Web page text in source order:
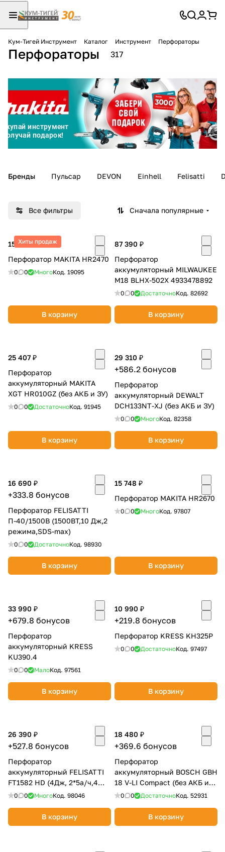
Кум-Тигей Инструмент Каталог Инструмент Перфораторы
Перфораторы 317
Бренды Пульсар DEVON Einhell Felisatti
Все фильтры Сначала популярные
Хиты продаж
15 240 ₽
Перфоратор MAKITA HR2470
0 0 МногоКод. 19095
В корзину
87 390 ₽
Перфоратор
аккумуляторный MILWAUKEE
M18 BLHX-502X 4933478892
0 0 ДостаточноКод. 82692
В корзину
25 407 ₽
Перфоратор
аккумуляторный MAKITA
XGT HR010GZ (без АКБ и ЗУ)
0 0 ДостаточноКод. 91945
В корзину
29 310 ₽
+586.2 бонусов
Перфоратор
аккумуляторный DEWALT
DCH133NT-XJ (без АКБ и ЗУ)
0 0 МногоКод. 82358
В корзину
16 690 ₽
+333.8 бонусов
Перфоратор FELISATTI
П-40/1500В (1500ВТ,10 Дж,2
режима,SDS-max)
0 0 ДостаточноКод. 98930
В корзину
15 748 ₽
Перфоратор MAKITA HR2670
0 0 МногоКод. 97807
В корзину
33 990 ₽
+679.8 бонусов
Перфоратор
аккумуляторный KRESS
KU390.4
0 0 МалоКод. 97561
В корзину
10 990 ₽
+219.8 бонусов
Перфоратор KRESS KH325P
0 0 ДостаточноКод. 97497
В корзину
26 390 ₽
+527.8 бонусов
Перфоратор
аккумуляторный FELISATTI
FT1582 HD (4Дж, 2*5а/ч,4
режима)
0 0 МногоКод. 98046
В корзину
18 480 ₽
+369.6 бонусов
Перфоратор
аккумуляторный BOSCH GBH
18 V-LI Compact (без АКБ и
ЗУ) 0611905300
0 0 ДостаточноКод. 52931
В корзину
Для клиентов всех банков
Разбейте
оплату на части
без переплат
Добавляйте товары
Оплачивайте сегодня только
% картой любого банка
Оставшиеся
% будут
списыватьсяс вашей карты
25 % каждые 2 недели
Подробнее
25
недели
раз в 2 недели
Остались вопросы?
8 800 302-02-51